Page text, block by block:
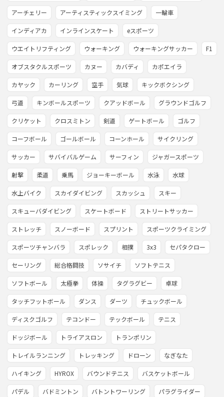
アーチェリー アーティスティックスイミング 一輪車
インディアカ インラインスケート eスポーツ
ウエイトリフティング ウォーキング ウォーキングサッカー F1
オブスタクルスポーツ カヌー カバディ カポエイラ
カヤック カーリング 空手 気球 キックボクシング
弓道 キンボールスポーツ クアッドボール グラウンドゴルフ
クリケット クロスミトン 剣道 ゲートボール ゴルフ
コーフボール ゴールボール コーンホール サイクリング
サッカー サバイバルゲーム サーフィン ジャガースポーツ
射撃 柔道 乗馬 ジョーキーボール 水泳 水球
水上バイク スカイダイビング スカッシュ スキー
スキューバダイビング スケートボード ストリートサッカー
ストレッチ スノーボード スプリント スポーツクライミング
スポーツチャンバラ スポレック 相撲 3x3 セパタクロー
セーリング 総合格闘技 ソサイチ ソフトテニス
ソフトボール 太極拳 体操 タグラグビー 卓球
タッチフットボール ダンス ダーツ チュックボール
ディスクゴルフ テコンドー テックボール テニス
ドッジボール トライアスロン トランポリン
トレイルランニング トレッキング ドローン なぎなた
ハイキング HYROX バウンドテニス バスケットボール
パデル バドミントン バトントワーリング パラグライダー